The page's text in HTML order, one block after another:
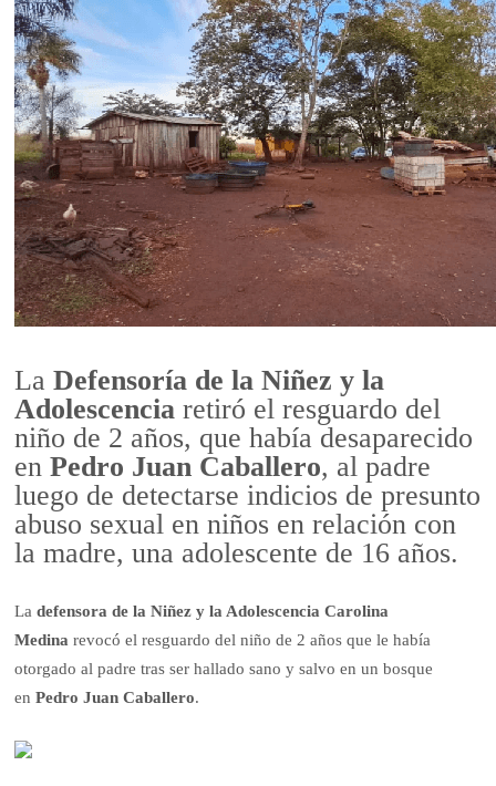
LaDefensoría de la Niñez y la
Adolescencia retiró el resguardo del
niño de 2 años, que había desaparecido
enPedro Juan Caballero, al padre
luego de detectarse indicios de presunto
abuso sexual en niños en relación con
la madre, una adolescente de 16 años.
Ladefensora de la Niñez y la Adolescencia Carolina
Medina revocó el resguardo del niño de 2 años que le había
otorgado al padre tras ser hallado sano y salvo en un bosque
enPedro Juan Caballero.